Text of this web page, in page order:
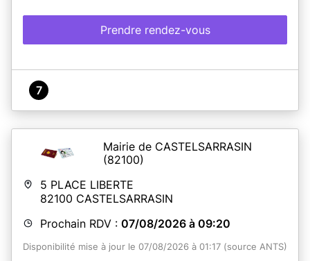
Prendre rendez-vous
7
Mairie de CASTELSARRASIN
(82100)
5 PLACE LIBERTE
82100 CASTELSARRASIN
Prochain RDV : 07/08/2026 à 09:20
Disponibilité mise à jour le 07/08/2026 à 01:17 (source ANTS)